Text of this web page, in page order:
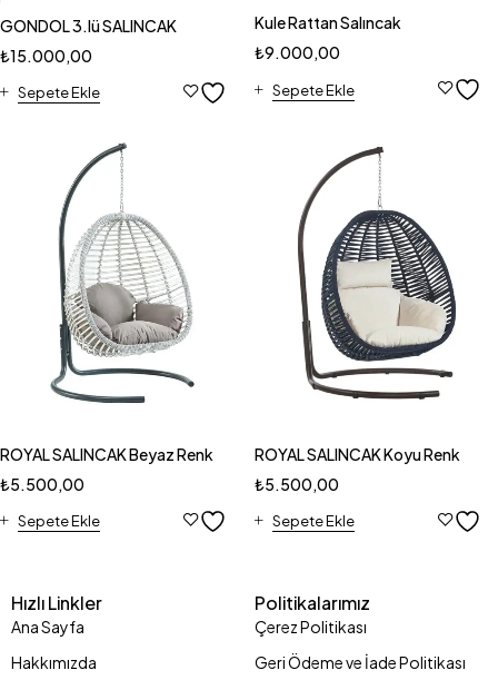
GONDOL 3.lü SALINCAK
₺15.000,00
Sepete Ekle
Kule Rattan Salıncak
₺9.000,00
Sepete Ekle
ROYAL SALINCAK Beyaz Renk
₺5.500,00
Sepete Ekle
ROYAL SALINCAK Koyu Renk
₺5.500,00
Sepete Ekle
Hızlı Linkler
Ana Sayfa
Hakkımızda
Politikalarımız
Çerez Politikası
Geri Ödeme ve İade Politikası